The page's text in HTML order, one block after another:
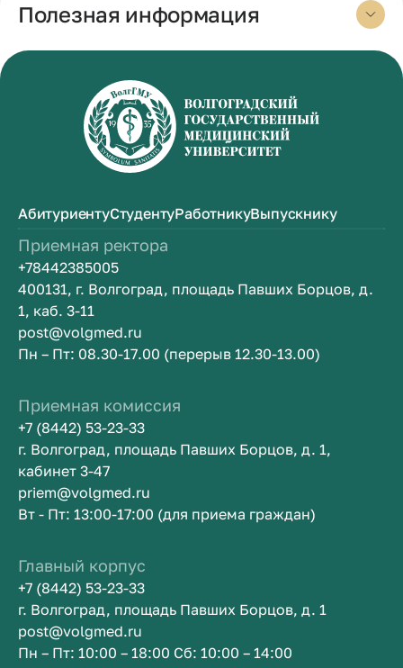
Полезная информация
АбитуриентуСтудентуРаботникуВыпускнику
Приемная ректора
+78442385005
400131, г. Волгоград, площадь Павших Борцов, д.
1, каб. 3-11
post@volgmed.ru
Пн – Пт: 08.30-17.00 (перерыв 12.30-13.00)
Приемная комиссия
+7 (8442) 53-23-33
г. Волгоград, площадь Павших Борцов, д. 1,
кабинет 3-47
priem@volgmed.ru
Вт - Пт: 13:00-17:00 (для приема граждан)
Главный корпус
+7 (8442) 53-23-33
г. Волгоград, площадь Павших Борцов, д. 1
post@volgmed.ru
Пн – Пт: 10:00 – 18:00 Сб: 10:00 – 14:00